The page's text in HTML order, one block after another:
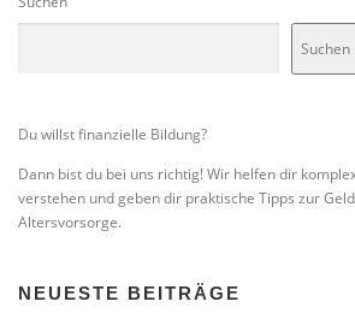
Suchen
Du willst finanzielle Bildung?
Dann bist du bei uns richtig! Wir helfen dir
verstehen und geben dir praktische Tipps zur
Altersvorsorge.
NEUESTE BEITRÄGE